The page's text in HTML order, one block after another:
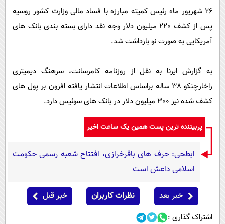
26 شهریور ماه رئیس کمیته مبارزه با فساد مالی وزارت کشور روسیه
پس از کشف 220 میلیون دلار وجه نقد دارای بسته بندی بانک های
آمریکایی به صورت نو بازداشت شد.
به گزارش ایرنا به نقل از روزنامه کامرسانت، سرهنگ دیمیتری
زاخارچنکو 38 ساله براساس اطلاعات انتشار یافته افزون بر پول های
کشف شده نیز 300 میلیون دلار در بانک های سوئیس دارد.
پربیننده ترین پست همین یک ساعت اخیر
ابطحی: حرف های باقرخرازی، افتتاح شعبه رسمی حکومت
اسلامی داعش است
خبر بعد نظرات کاربران خبر قبل
اشتراک گذاری :